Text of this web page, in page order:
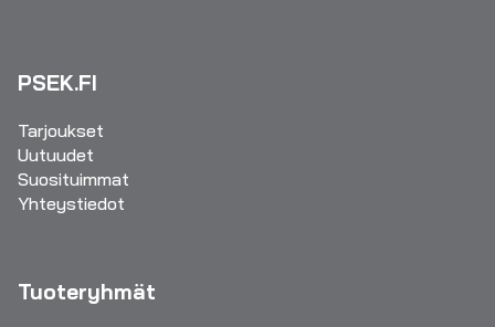
PSEK.FI
Tarjoukset
Uutuudet
Suosituimmat
Yhteystiedot
Tuoteryhmät